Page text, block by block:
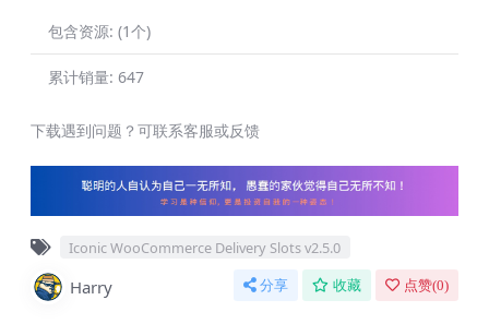
包含资源: (1个)
累计销量: 647
下载遇到问题？可联系客服或反馈
Iconic WooCommerce Delivery Slots v2.5.0
Harry 分享 收藏 点赞(0)